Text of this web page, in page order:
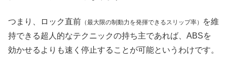
つまり、ロック直前 （最大限の制動力を発揮できるスリップ率）
を維
持できる超人的なテクニックの持ち主であれば、ABSを
効かせるよりも速く停止することが可能というわけです。